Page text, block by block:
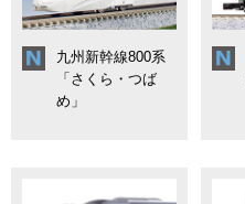
九州新幹線800系
「さくら・つば
め」